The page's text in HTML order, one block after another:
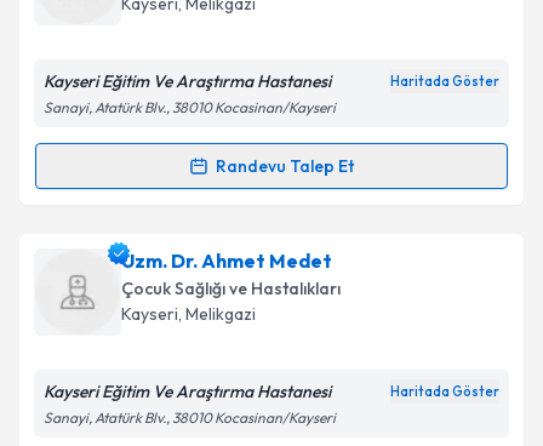
Kişisel verilerimin işlenmesine ilişkin
Metni'ni okudum ve kişisel verilerimin belirtilen
Takvim Talebini Gönder
Kayseri Eğitim Ve Araştırma Hastanesi Haritada Göster
Sanayi, Atatürk Blv., 38010 Kocasinan/Kayseri
Randevu Talep Et
Randevu Takvimi Talebi
Uzm. Dr. Ahmet Şehriyaroğluiçin randevu takvimi
talebi oluşturun. Size bu uzmandan randevu almanız
için bir takvim hazırlandığında e-posta ile
bilgilendireceğiz.
Uzm. Dr. Ahmet Medet
Çocuk Sağlığı ve Hastalıkları
Kayseri, Melikgazi
Kayseri Eğitim Ve Araştırma Hastanesi Haritada Göster
Sanayi, Atatürk Blv., 38010 Kocasinan/Kayseri